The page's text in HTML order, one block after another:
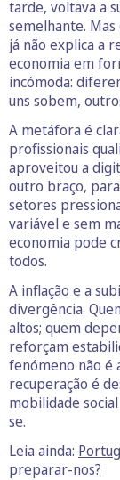
tarde, voltava a
semelhante.
já não explica a
economia em
incómoda:
uns sobem,
A metáfora é
profissionais
aproveitou a
outro braço,
setores
variável e sem
economia pode
todos.
A inflação e a
divergência.
altos; quem
reforçam
fenómeno não é
recuperação é
mobilidade
se.
Leia ainda:
preparar-nos?